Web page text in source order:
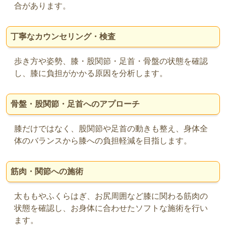
合があります。
丁寧なカウンセリング・検査
歩き方や姿勢、膝・股関節・足首・骨盤の状態を確認
し、膝に負担がかかる原因を分析します。
骨盤・股関節・足首へのアプローチ
膝だけではなく、股関節や足首の動きも整え、身体全
体のバランスから膝への負担軽減を目指します。
筋肉・関節への施術
太ももやふくらはぎ、お尻周囲など膝に関わる筋肉の
状態を確認し、お身体に合わせたソフトな施術を行い
ます。